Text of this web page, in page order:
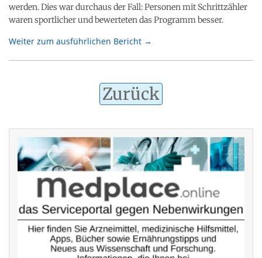
werden. Dies war durchaus der Fall: Personen mit Schrittzähler
waren sportlicher und bewerteten das Programm besser.
Weiter zum ausführlichen Bericht →
Zurück